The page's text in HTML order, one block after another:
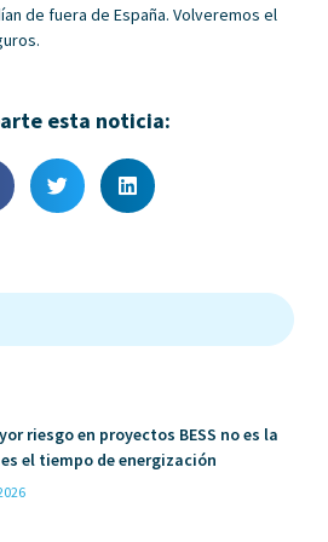
de fuera de España. Volveremos el
esta noticia:
riesgo en proyectos BESS no es la
el tiempo de energización